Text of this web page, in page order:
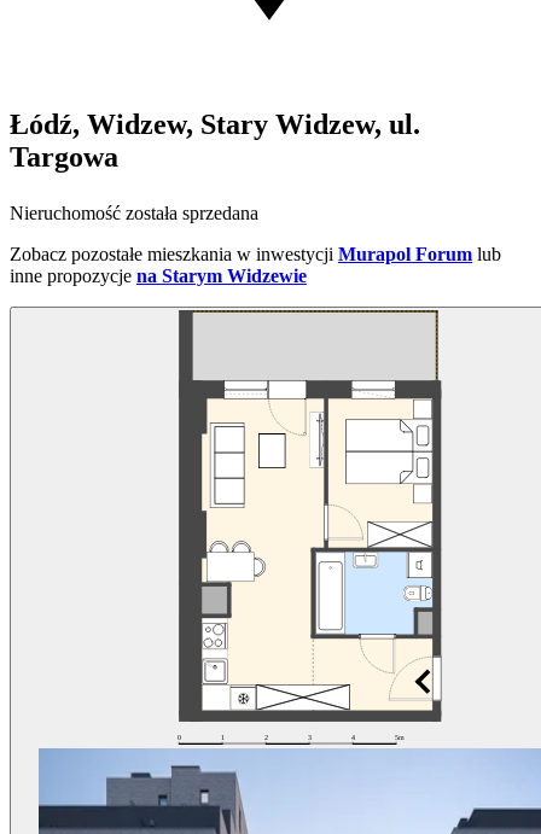
Łódź, Widzew, Stary Widzew, ul.
Targowa
Nieruchomość została sprzedana
Zobacz pozostałe mieszkania w inwestycji Murapol Forum lub
inne propozycje na Starym Widzewie